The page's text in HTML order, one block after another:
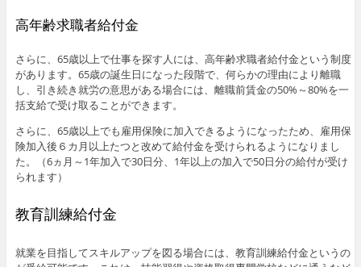
高年齢求職者給付金
さらに、65歳以上で仕事を探す人には、高年齢求職者給付金という制度
があります。65歳の誕生日になった段階で、何らかの理由により離職
し、引き続き就労の意思がある場合には、離職前賃金の50%～80%を一
括支給で受け取ることができます。
さらに、65歳以上でも雇用保険に加入できるようになったため、雇用保
険加入後６カ月以上たつと改めて給付金を受けられるようになりまし
た。（6ヵ月～1年加入で30日分、1年以上の加入で50日分の給付が受け
られます）
教育訓練給付金
就業を目指してスキルアップを図る場合には、教育訓練給付金というの